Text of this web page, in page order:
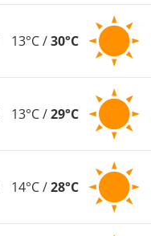
13°C /30°C
13°C /29°C
14°C /28°C